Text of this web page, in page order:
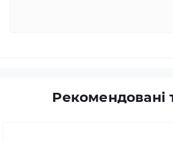
Рекомендовані